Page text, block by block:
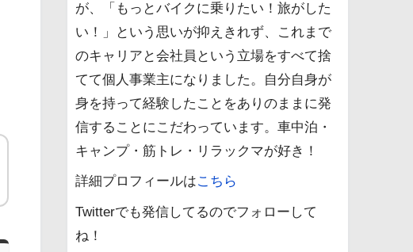
が、「もっとバイクに乗りたい！旅がした
い！」という思いが抑えきれず、これまで
のキャリアと会社員という立場をすべて捨
てて個人事業主になりました。自分自身が
身を持って経験したことをありのままに発
信することにこだわっています。車中泊・
キャンプ・筋トレ・リラックマが好き！
詳細プロフィールはこちら
Twitterでも発信してるのでフォローして
ね！